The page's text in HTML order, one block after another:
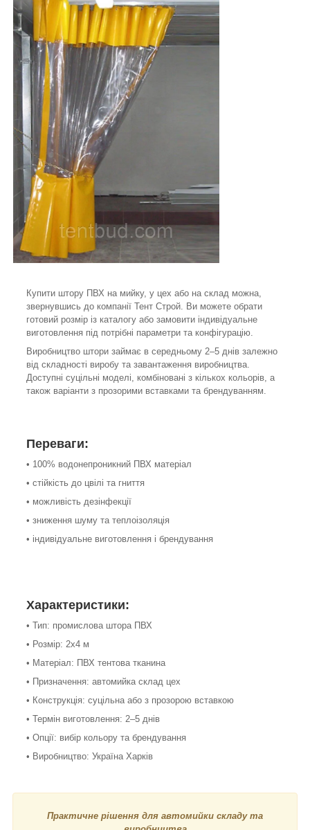
Купити штору ПВХ на мийку, у цех або на склад можна,
звернувшись до компанії Тент Строй. Ви можете обрати
готовий розмір із каталогу або замовити індивідуальне
виготовлення під потрібні параметри та конфігурацію.
Виробництво штори займає в середньому 2–5 днів залежно
від складності виробу та завантаження виробництва.
Доступні суцільні моделі, комбіновані з кількох кольорів, а
також варіанти з прозорими вставками та брендуванням.
Переваги:
• 100% водонепроникний ПВХ матеріал
• стійкість до цвілі та гниття
• можливість дезінфекції
• зниження шуму та теплоізоляція
• індивідуальне виготовлення і брендування
Характеристики:
• Тип: промислова штора ПВХ
• Розмір: 2х4 м
• Матеріал: ПВХ тентова тканина
• Призначення: автомийка склад цех
• Конструкція: суцільна або з прозорою вставкою
• Термін виготовлення: 2–5 днів
• Опції: вибір кольору та брендування
• Виробництво: Україна Харків
Практичне рішення для автомийки складу та